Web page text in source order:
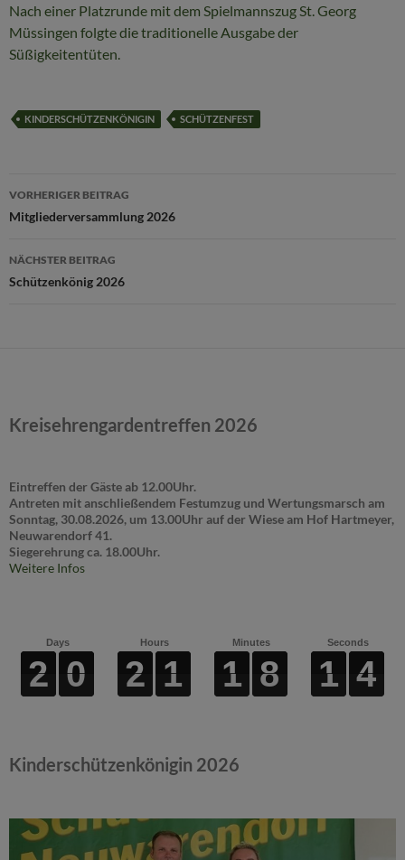
Nach einer Platzrunde mit dem Spielmannszug St. Georg
Müssingen folgte die traditionelle Ausgabe der
Süßigkeitentüten.
KINDERSCHÜTZENKÖNIGIN SCHÜTZENFEST
Beitragsnavigation
VORHERIGER BEITRAG
Mitgliederversammlung 2026
NÄCHSTER BEITRAG
Schützenkönig 2026
Kreisehrengardentreffen 2026
Eintreffen der Gäste ab 12.00Uhr.
Antreten mit anschließendem Festumzug und Wertungsmarsch am
Sonntag, 30.08.2026, um 13.00Uhr auf der Wiese am Hof Hartmeyer,
Neuwarendorf 41.
Siegerehrung ca. 18.00Uhr.
Weitere Infos
Days
2
2
2
2 0
0
0
0
Hours
2
2
2
2 1
1
1
1
Minutes
1
1
1
1 8
8
8
8
Seconds
1
1
1
1 3
4
3
4
Kinderschützenkönigin 2026